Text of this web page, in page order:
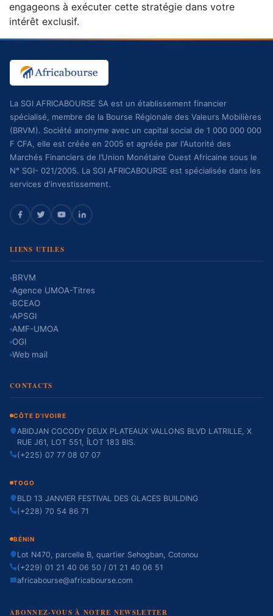
engageons à exécuter cette stratégie dans votre
intérêt exclusif.
La SGI AFRICABOURSE SA est un établissement financier
spécialisé, membre de la Bourse Régionale des Valeurs Mobilières
(BRVM). Société anonyme avec un capital social de 1 000 000 000
F CFA, elle est créée en 2005 et agréée par l'Autorité des
Marchés Financiers de l’Union Monétaire Ouest Africaine sous le
N° SGI- 021/2005. La SGI AFRICABOURSE est spécialisée dans les
services d'investissement.
LIENS UTILES
BRVM
Agence UMOA-Titres
BCEAO
APSGI
AMF-UMOA
OGI
Web mail
CONTACTS
CÔTE D'IVOIRE
ABIDJAN COCODY DEUX PLATEAUX VALLONS BLVD LATRILLE, X
RUE J61, LOT 551, ÎLOT 183 BIS.
(+225) 07 77 08 07 07
TOGO
BLD 13 JANVIER FESTIVAL DES GLACES BUILDING
(+228) 70 54 86 71
BÉNIN
Lot N470, parcelle B, quartier Sehogban, Cotonou
(+229) 01 21 40 06 50 / 01 21 40 06 51
africabourse@africabourse.com
ABONNEZ-VOUS À NOTRE NEWSLETTER